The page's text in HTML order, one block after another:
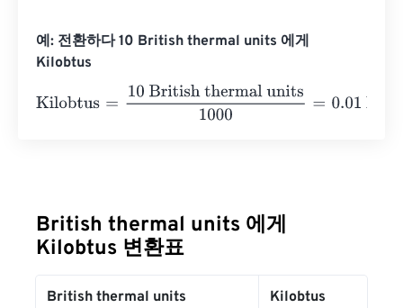
예: 전환하다 10 British thermal units 에게
Kilobtus
Kilobtus
10 British thermal units1000=0.01 Kilobtus
British thermal units 에게
Kilobtus 변환표
British thermal units Kilobtus